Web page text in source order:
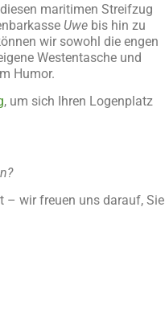
maritimen Streifzug
Uwe bis hin zu
wir sowohl die engen
Westentasche und
Humor.
, um sich Ihren Logenplatz
– wir freuen uns darauf, Sie